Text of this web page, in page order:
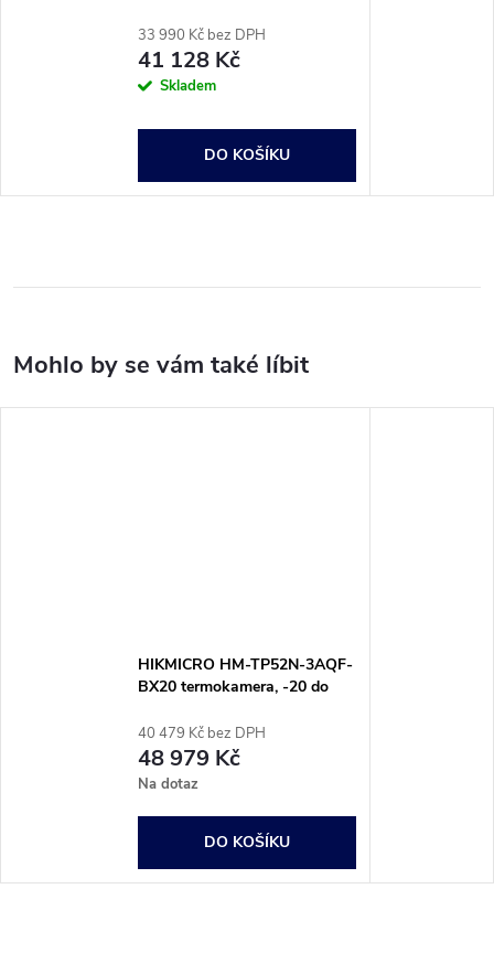
33 990 Kč bez DPH
41 128 Kč
Skladem
DO KOŠÍKU
HIKMICRO HM-TP52N-3AQF-
BX20 termokamera, -20 do
3AQF-BX20
40 479 Kč bez DPH
48 979 Kč
Na dotaz
DO KOŠÍKU